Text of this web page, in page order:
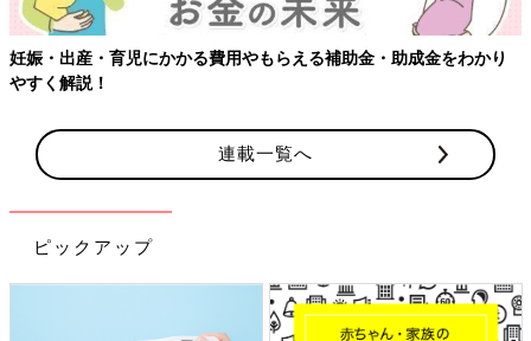
妊娠・出産・育児にかかる費用やもらえる補助金・助成金をわかり
やすく解説！
連載一覧へ
ピックアップ